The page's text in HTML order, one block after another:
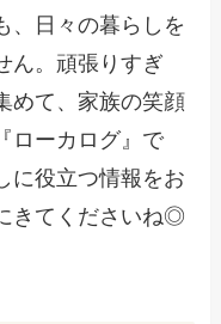
、日々の暮らしを
ん。頑張りすぎ
めて、家族の笑顔
ローカログ』で
に役立つ情報をお
きてくださいね◎